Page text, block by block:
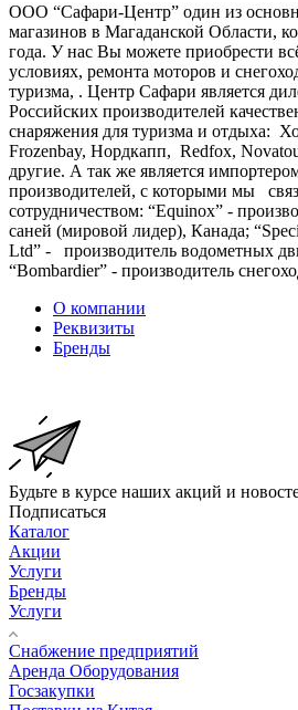
ООО “Сафари-Центр” один из
магазинов в Магаданской Области,
года. У нас Вы можете приобрести
условиях, ремонта моторов и
туризма, . Центр Сафари является
Российских производителей
снаряжения для туризма и отдыха:
Frozenbay, Нордкапп, Redfox,
другие. А так же является
производителей, с которыми мы
сотрудничеством: “Equinox” -
саней (мировой лидер), Канада;
Ltd” - производитель водометных
“Bombardier” - производитель
О компании
Реквизиты
Бренды
Будьте в курсе наших акций и
Подписаться
Каталог
Акции
Услуги
Бренды
Услуги
Снабжение предприятий
Аренда Оборудования
Госзакупки